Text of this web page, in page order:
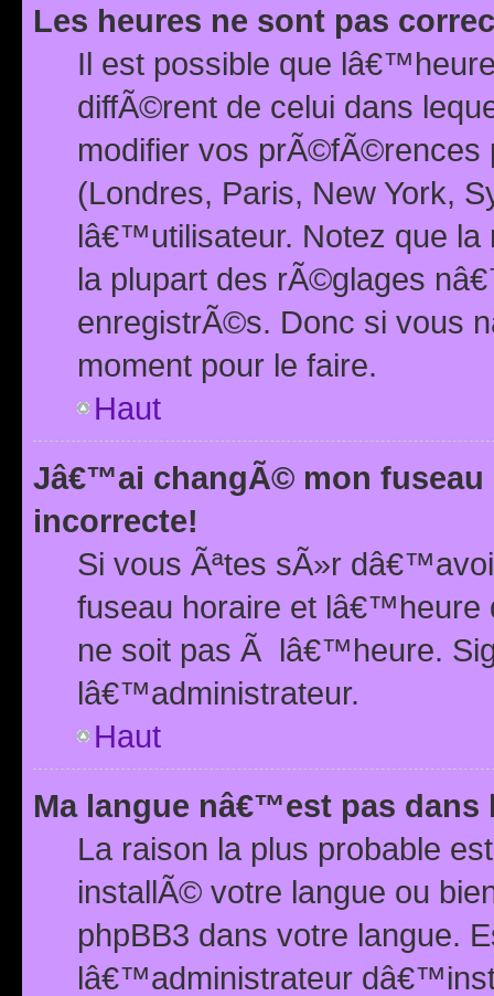
Les heures ne sont pas
Il est possible que
diffÃ©rent de celui dans
modifier vos prÃ©fÃ©rences
(Londres, Paris, New York,
lâ€™utilisateur. Notez que la
la plupart des rÃ©glages
enregistrÃ©s. Donc si vous
moment pour le faire.
Haut
Jâ€™ai changÃ© mon
incorrecte!
Si vous Ãªtes sÃ»r
fuseau horaire et
ne soit pas Ã lâ€™heure.
lâ€™administrateur.
Haut
Ma langue nâ€™est pas dans
La raison la plus probable
installÃ© votre langue ou
phpBB3 dans votre langue.
lâ€™administrateur